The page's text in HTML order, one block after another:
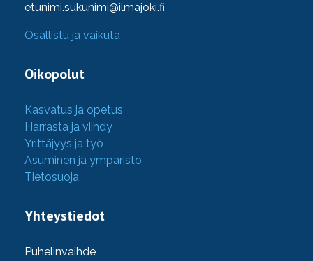
etunimi.sukunimi@ilmajoki.fi
Osallistu ja vaikuta
Oikopolut
Kasvatus ja opetus
Harrasta ja viihdy
Yrittäjyys ja työ
Asuminen ja ympäristö
Tietosuoja
Yhteystiedot
Puhelinvaihde